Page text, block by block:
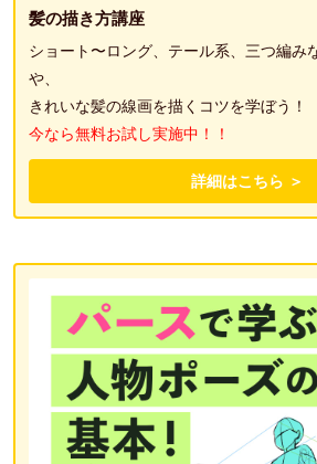
髪の描き方講座
ショート〜ロング、テール系、三つ編み
や、
きれいな髪の線画を描くコツを学ぼう！
今なら無料お試し実施中！！
詳細はこちら ＞